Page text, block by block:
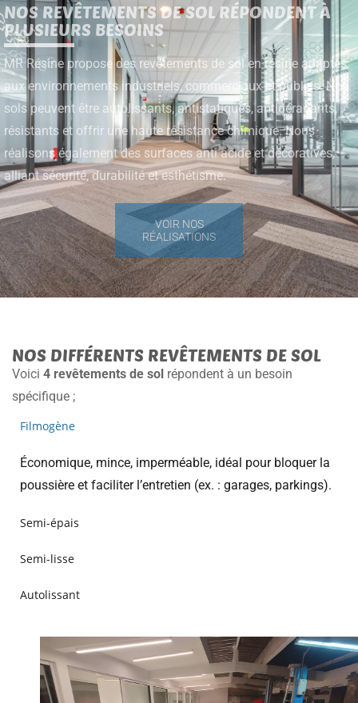
NOS REVÊTEMENTS DE SOL RÉPONDENT À
PLUSIEURS BESOINS
MR Résine propose des revêtements de sol en résine adaptés
aux environnements industriels, commerciaux et publics. Nos
sols peuvent être autolissants, antistatiques, antidérapants,
résistants et offrir une haute résistance chimique. Nous
réalisons également des surfaces anti acide et décoratives,
alliant sécurité, durabilité et esthétisme.
VOIR NOS
RÉALISATIONS
NOS DIFFÉRENTS REVÊTEMENTS DE SOL
Voici 4 revêtements de sol répondent à un besoin
spécifique ;
Filmogène
Économique, mince, imperméable, idéal pour bloquer la
poussière et faciliter l’entretien (ex. : garages, parkings).
Semi-épais
Semi-lisse
Autolissant